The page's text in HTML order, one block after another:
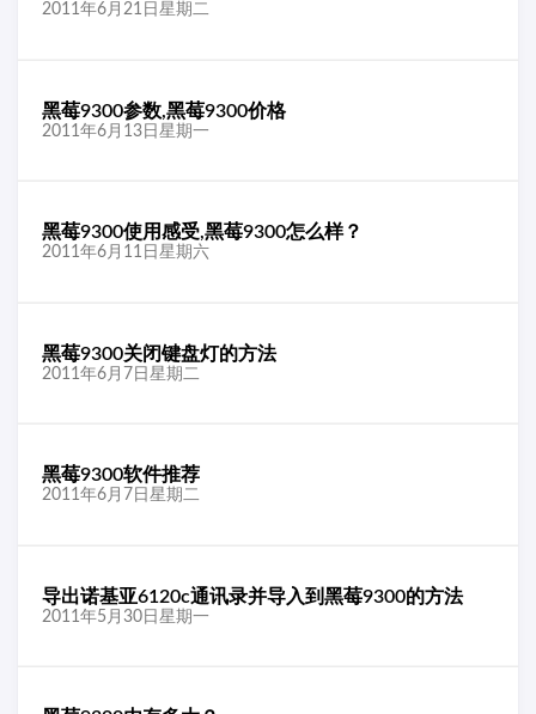
2011年6月21日星期二
黑莓9300参数,黑莓9300价格
2011年6月13日星期一
黑莓9300使用感受,黑莓9300怎么样？
2011年6月11日星期六
黑莓9300关闭键盘灯的方法
2011年6月7日星期二
黑莓9300软件推荐
2011年6月7日星期二
导出诺基亚6120c通讯录并导入到黑莓9300的方法
2011年5月30日星期一